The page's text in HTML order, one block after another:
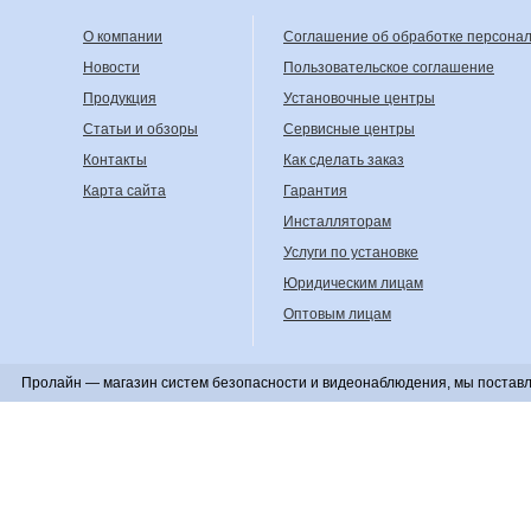
О компании
Новости
Продукция
Статьи и обзоры
Контакты
Карта сайта
Соглашение об обработке
Пользовательское соглашение
Установочные центры
Сервисные центры
Как сделать заказ
Гарантия
Инсталляторам
Услуги по установке
Юридическим лицам
Оптовым лицам
Пролайн — магазин систем безопасности и видеонаблюдения, мы